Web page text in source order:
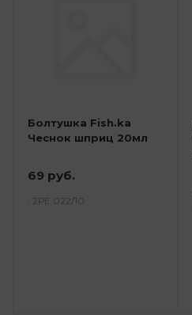
Болтушка Fish.ka
Чеснок шприц 20мл
69 руб.
: 2РЕ 022/10